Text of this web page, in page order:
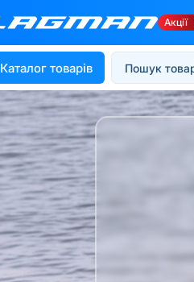
Акції
Каталог товарів